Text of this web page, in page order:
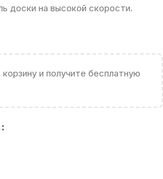
доски на высокой скорости.
корзину и получите бесплатную